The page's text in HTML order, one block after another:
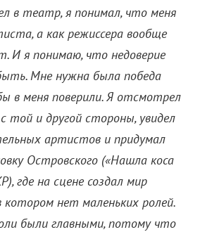
в театр, я понимал, что меня
а как режиссера вообще
И я понимаю, что недоверие
Мне нужна была победа
в меня поверили. Я отсмотрел
той и другой стороны, увидел
артистов и придумал
Островского («Нашла коса
где на сцене создал мир
котором нет маленьких ролей.
были главными, потому что